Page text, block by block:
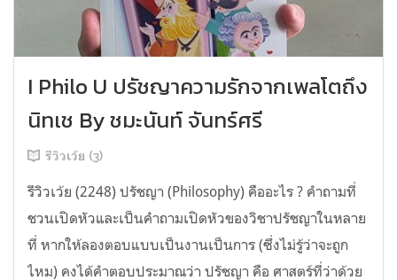
I Philo U ปรัชญาความรักจากเพลโตถึง
นิทเช By ชมะนันท์ จันทร์ศรี
รีวิวเว้ย (3)
รีวิวเว้ย (2248) ปรัชญา (Philosophy) คืออะไร ? คำถามที่
ชวนเปิดหัวและเป็นคำถามเปิดหัวของวิชาปรัชญาในหลาย
ที่ หากให้ลองตอบแบบเป็นงานเป็นการ (ซึ่งไม่รู้ว่าจะถูก
ไหม) คงได้คำตอบประมาณว่า ปรัชญา คือ ศาสตร์ที่ว่าด้วย